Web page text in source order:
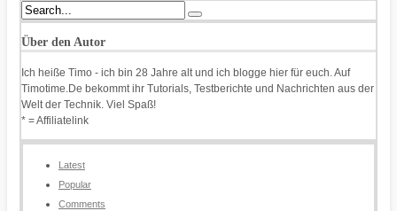
Über den Autor
Ich heiße Timo - ich bin 28 Jahre alt und ich blogge hier für euch. Auf
Timotime.De bekommt ihr Tutorials, Testberichte und Nachrichten aus der
Welt der Technik. Viel Spaß!
* = Affiliatelink
Latest
Popular
Comments